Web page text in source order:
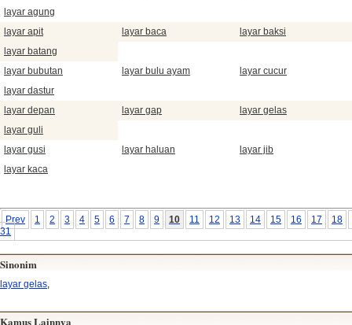
layar agung
layar apit
layar baca
layar baksi
layar batang
layar bubutan
layar bulu ayam
layar cucur
layar dastur
layar depan
layar gap
layar gelas
layar guli
layar gusi
layar haluan
layar jib
layar kaca
Prev 1 2 3 4 5 6 7 8 9 10 11 12 13 14 15 16 17
18
31
Sinonim
layar gelas,
Kamus Lainnya